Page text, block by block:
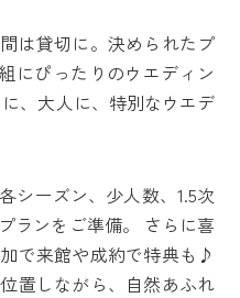
は貸切に。決められたプ
にぴったりのウエディン
、大人に、特別なウエデ
シーズン、少人数、1.5次
ランをご準備。 さらに喜
で来館や成約で特典も♪
置しながら、自然あふれ